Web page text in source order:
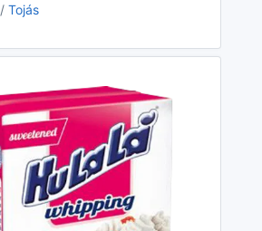
/ Tojás